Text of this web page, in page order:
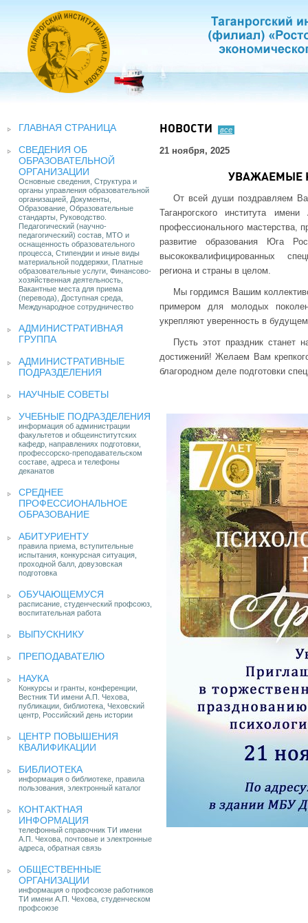
ГЛАВНАЯ СТРАНИЦА
СВЕДЕНИЯ ОБ
ОБРАЗОВАТЕЛЬНОЙ
ОРГАНИЗАЦИИ
Основные сведения, Структура и
органы управления образовательной
организацией, Документы,
Образование, Образовательные
стандарты, Руководство.
Педагогический (научно-
педагогический) состав, МТО и
оснащенность образовательного
процесса, Стипендии и иные виды
материальной поддержки, Платные
образовательные услуги, Финансово-
хозяйственная деятельность,
Вакантные места для приема
(перевода), Доступная среда,
Международное сотрудничество
АДМИНИСТРАТИВНАЯ
ГРУППА
АДМИНИСТРАТИВНЫЕ
ПОДРАЗДЕЛЕНИЯ
НАУЧНЫЕ СОВЕТЫ
УЧЕБНЫЕ ПОДРАЗДЕЛЕНИЯ
информация об администрации
факультетов и общеинститутских
кафедр, направлениях подготовки,
профессорско-преподавательском
составе, адреса и телефоны
деканатов
СРЕДНЕЕ
ПРОФЕССИОНАЛЬНОЕ
ОБРАЗОВАНИЕ
АБИТУРИЕНТУ
правила приема, вступительные
испытания, конкурсная ситуация,
проходной балл, довузовская
подготовка
ОБУЧАЮЩЕМУСЯ
расписание, студенческий профсоюз,
воспитательная работа
ВЫПУСКНИКУ
ПРЕПОДАВАТЕЛЮ
НАУКА
Конкурсы и гранты, конференции,
Вестник ТИ имени А.П. Чехова,
публикации, библиотека, Чеховский
центр, Российский день истории
ЦЕНТР ПОВЫШЕНИЯ
КВАЛИФИКАЦИИ
БИБЛИОТЕКА
информация о библиотеке, правила
пользования, электронный каталог
КОНТАКТНАЯ
ИНФОРМАЦИЯ
телефонный справочник ТИ имени
А.П. Чехова, почтовые и электронные
адреса, обратная связь
ОБЩЕСТВЕННЫЕ
ОРГАНИЗАЦИИ
информация о профсоюзе работников
ТИ имени А.П. Чехова, студенческом
профсоюзе
НОВОСТИ все
21 ноября, 2025
УВАЖАЕМЫЕ
От всей души поздравляем
Таганрогского института
профессионального мастерства,
развитие образования Юга
высококвалифицированных
региона и страны в целом.
Мы гордимся Вашим
примером для молодых
укрепляют уверенность в
Пусть этот праздник станет
достижений! Желаем Вам
благородном деле подготовки